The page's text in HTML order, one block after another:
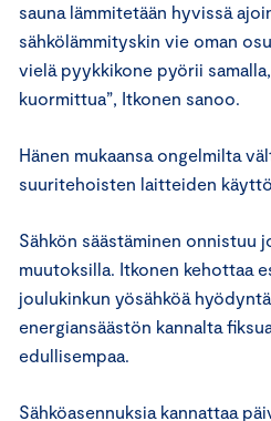
sauna lämmitetään hyvissä
sähkölämmityskin vie oman
vielä pyykkikone pyörii
kuormittua”, Itkonen sanoo.
Hänen mukaansa ongelmilta
suuritehoisten laitteiden
Sähkön säästäminen onnistuu
muutoksilla. Itkonen kehottaa
joulukinkun yösähköä
energiansäästön kannalta
edullisempaa.
Sähköasennuksia kannattaa